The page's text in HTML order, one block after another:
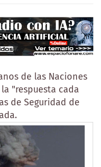
de las Naciones
"respuesta cada
de Seguridad de